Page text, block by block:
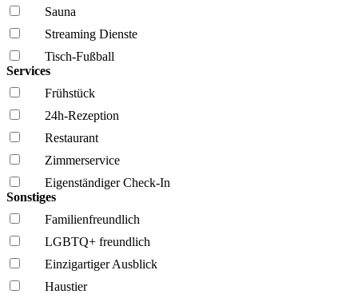
Sauna
Streaming Dienste
Tisch-Fußball
Services
Frühstück
24h-Rezeption
Restaurant
Zimmerservice
Eigenständiger Check-In
Sonstiges
Familien­freundlich
LGBTQ+ freundlich
Einzigartiger Ausblick
Haustier